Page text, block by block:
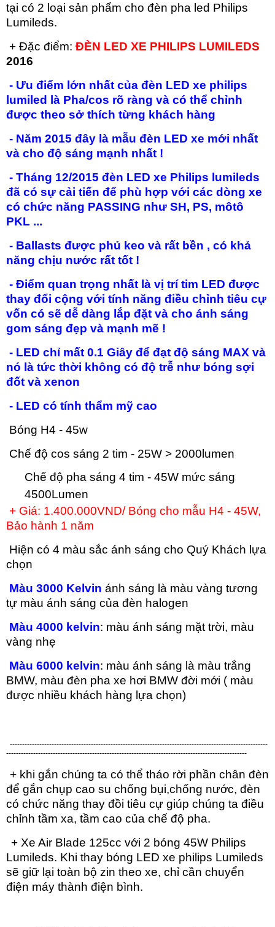
tại có 2 loại sản phẩm cho đèn pha led Philips
Lumileds.
+ Đặc điểm: ĐÈN LED XE PHILIPS LUMILEDS
2016
- Ưu điểm lớn nhất của đèn LED xe philips
lumiled là Pha/cos rõ ràng và có thể chỉnh
được theo sở thích từng khách hàng
- Năm 2015 đây là mẫu đèn LED xe mới nhất
và cho độ sáng mạnh nhất !
- Tháng 12/2015 đèn LED xe Philips lumileds
đã có sự cải tiến để phù hợp với các dòng xe
có chức năng PASSING như SH, PS, môtô
PKL ...
- Ballasts được phủ keo và rất bền , có khả
năng chịu nước rất tốt !
- Điểm quan trọng nhất là vị trí tim LED được
thay đổi cộng với tính năng điều chỉnh tiêu cự
vốn có sẽ dễ dàng lắp đặt và cho ánh sáng
gom sáng đẹp và mạnh mẽ !
- LED chỉ mất 0.1 Giây để đạt độ sáng MAX và
nó là tức thời không có độ trễ như bóng sợi
đốt và xenon
- LED có tính thẩm mỹ cao
Bóng H4 - 45w
Chế độ cos sáng 2 tim - 25W > 2000lumen
Chế độ pha sáng 4 tim - 45W mức sáng
4500Lumen
+ Giá: 1.400.000VND/ Bóng cho mẫu H4 - 45W,
Bảo hành 1 năm
Hiện có 4 màu sắc ánh sáng cho Quý Khách lựa
chọn
Màu 3000 Kelvin ánh sáng là màu vàng tương
tự màu ánh sáng của đèn halogen
Màu 4000 kelvin: màu ánh sáng mặt trời, màu
vàng nhẹ
Màu 6000 kelvin: màu ánh sáng là màu trắng
BMW, màu đèn pha xe hơi BMW đời mới ( màu
được nhiều khách hàng lựa chọn)
---------------------------------------------------------------------------------------------------------
--------------------------------------------------------------------------------------------------
+ khi gắn chúng ta có thể tháo rời phần chân đèn
để gắn chụp cao su chống bụi,chống nước, đèn
có chức năng thay đồi tiêu cự giúp chúng ta điều
chỉnh tầm xa, tầm cao của chế độ pha.
+ Xe Air Blade 125cc với 2 bóng 45W Philips
Lumileds. Khi thay bóng LED xe philips Lumileds
sẽ giữ lại toàn bộ zin theo xe, chỉ cần chuyển
điện máy thành điện bình.